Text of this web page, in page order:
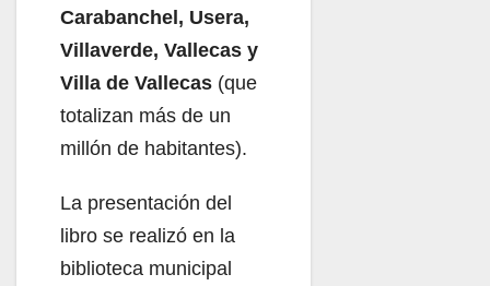
Carabanchel, Usera,
Villaverde, Vallecas y
Villa de Vallecas (que
totalizan más de un
millón de habitantes).
La presentación del
libro se realizó en la
biblioteca municipal